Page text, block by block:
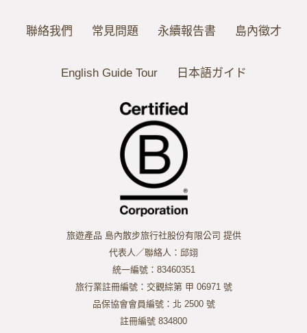
聯絡我們 常見問題 永續報告書 島內徵才
English Guide Tour 日本語ガイド
旅遊產品 島內散步旅行社股份有限公司 提供
代表人／聯絡人：邱翊
統一編號：83460351
旅行業註冊編號：交觀綜第 甲 06971 號
品保協會會員編號：北 2500 號
註冊編號 834800